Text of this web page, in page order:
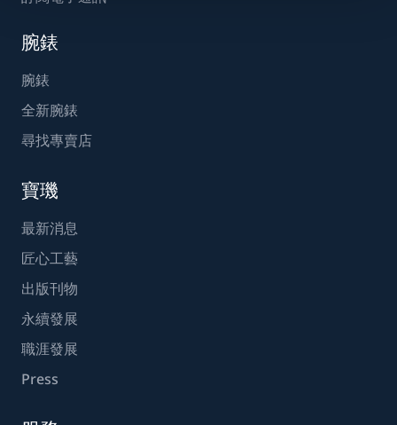
腕錶
腕錶
全新腕錶
尋找專賣店
寶璣
最新消息
匠心工藝
出版刊物
永續發展
職涯發展
Press